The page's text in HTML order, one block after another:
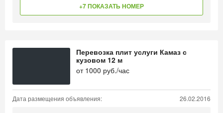
+7 ПОКАЗАТЬ НОМЕР
Перевозка плит услуги Камаз с
кузовом 12 м
от 1000 руб./час
Дата размещения объявления: 26.02.2016